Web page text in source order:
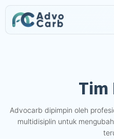
Advocarb
Tim
Advocarb dipimpin oleh
multidisiplin untuk